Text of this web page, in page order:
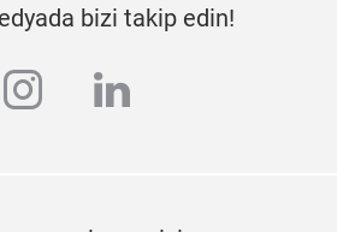
bizi takip edin!
instagram
linkedin